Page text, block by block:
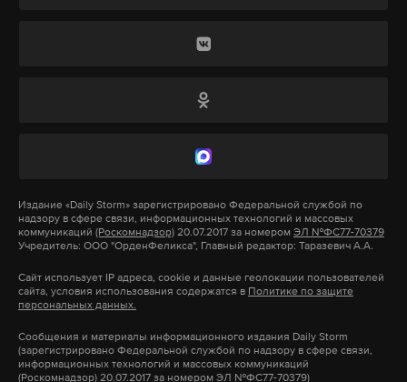
Telegram
VK
Фото: © Global Look Press/ Eric Beracassat
возобновил свою деятельность», – говорится на
сожалению, довольно типичная.
Ранее из-за высокой радиации в Кемерове на два
«Озерского детского сада» в Промышленновском
районе.
В Кемерове из-за антисанитарии в яслях «Умачка»
малыши подхватили кишечную инфекцию.
Также СМИ Челябинска сообщали о закрытии
Издание «Daily Storm» зарегистрировано Федеральной службой по
надзору в сфере связи, информационных технологий и массовых
коммуникаций (Роскомнадзор) 20.07.2017 за номером ЭЛ №ФС77-70379
Учредитель: ООО "ОрденФеликса", Главный редактор: Таразевич А.А.
Сайт использует IP адреса, cookie и данные геолокации пользователей
сайта, условия использования содержатся в Политике по защите
персональных данных.
Сообщения и материалы информационного издания Daily Storm
(зарегистрировано Федеральной службой по надзору в сфере связи,
информационных технологий и массовых коммуникаций
(Роскомнадзор) 20.07.2017 за номером ЭЛ №ФС77-70379)